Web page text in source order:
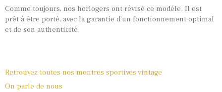
Comme toujours, nos horlogers ont révisé ce modèle. Il est
prêt à être porté, avec la garantie d’un fonctionnement optimal
et de son authenticité.
Retrouvez toutes nos montres sportives vintage
On parle de nous